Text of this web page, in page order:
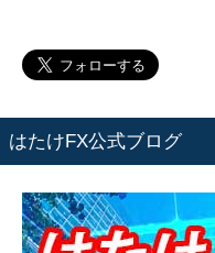
はたけFX公式ブログ